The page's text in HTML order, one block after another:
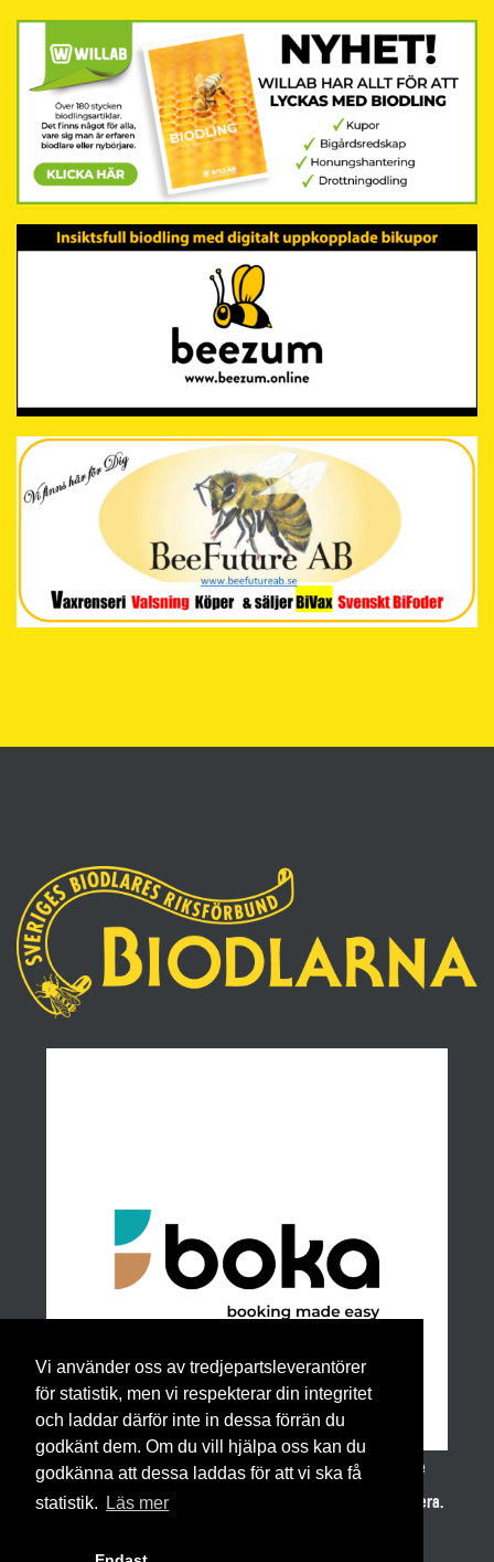
Vi använder oss av tredjepartsleverantörer
för statistik, men vi respekterar din integritet
och laddar därför inte in dessa förrän du
godkänt dem. Om du vill hjälpa oss kan du
godkänna att dessa laddas för att vi ska få
statistik.
Läs mer
För bokning av slungrummet använder vi det nätbaserade
bokningsprogrammet BOKA vilket vi varmt kan rekommendera.